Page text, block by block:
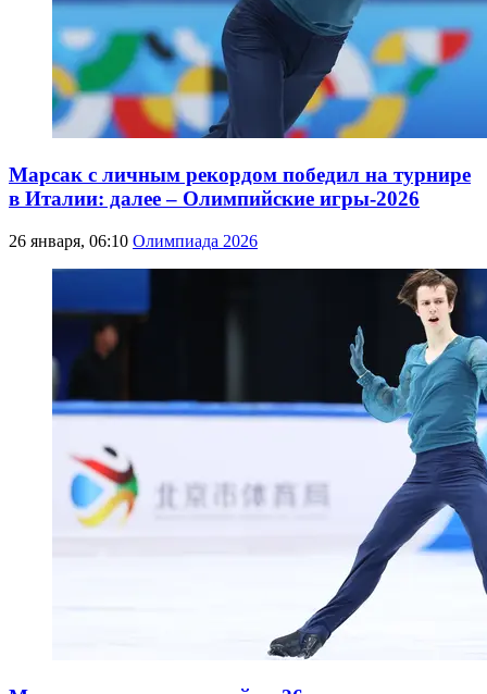
Марсак с личным рекордом победил на турнире
в Италии: далее – Олимпийские игры-2026
26 января, 06:10 Олимпиада 2026